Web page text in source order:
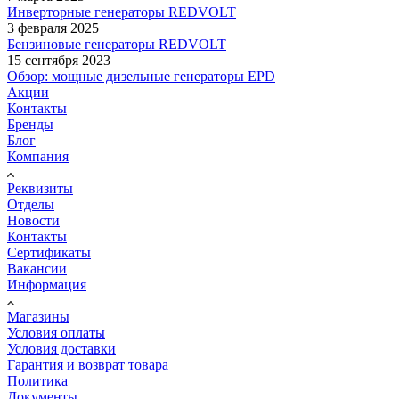
Инверторные генераторы REDVOLT
3 февраля 2025
Бензиновые генераторы REDVOLT
15 сентября 2023
Обзор: мощные дизельные генераторы EPD
Акции
Контакты
Бренды
Блог
Компания
Реквизиты
Отделы
Новости
Контакты
Сертификаты
Вакансии
Информация
Магазины
Условия оплаты
Условия доставки
Гарантия и возврат товара
Политика